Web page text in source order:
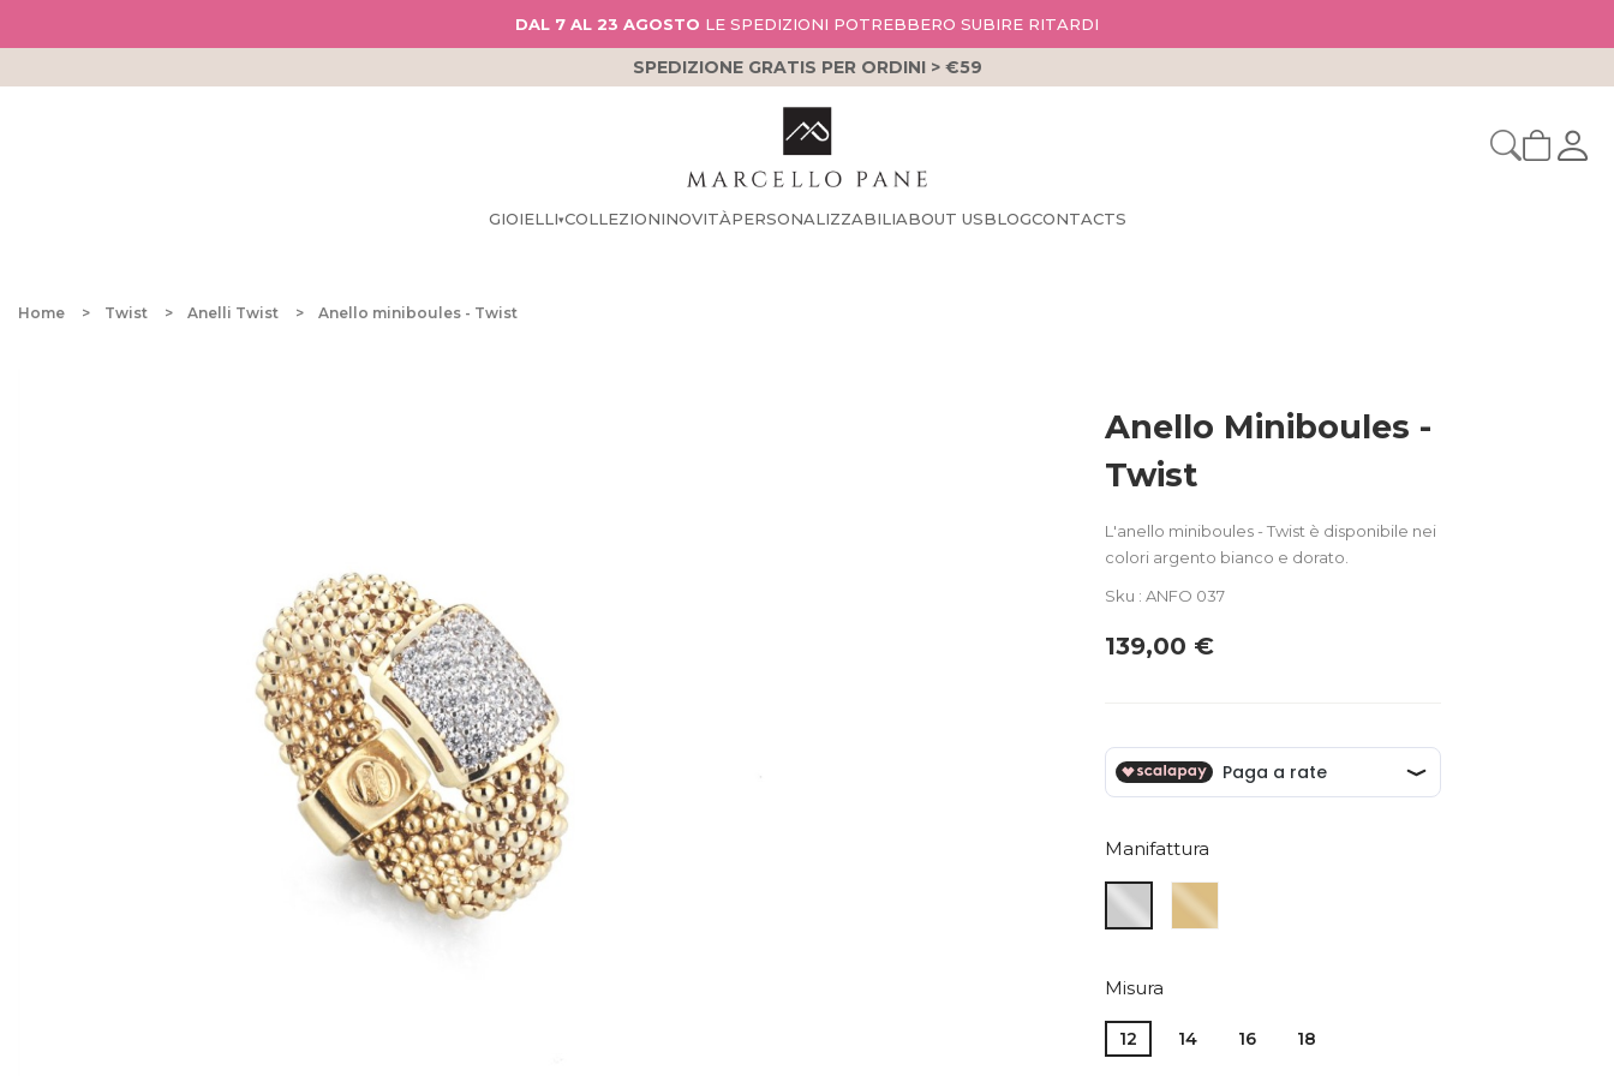
DAL 7 AL 23 AGOSTO LE SPEDIZIONI POTREBBERO SUBIRE RITARDI
SPEDIZIONE GRATIS PER ORDINI > €59
GIOIELLI▾COLLEZIONINOVITÀPERSONALIZZABILIABOUT USBLOGCONTACTS
Home Twist Anelli Twist Anello miniboules - Twist
Anello Miniboules -
Twist
L'anello miniboules - Twist è disponibile nei
colori argento bianco e dorato.
Sku : ANFO 037
139,00 €
Manifattura
ARGENTO
BIANCOGIALLO
Misura
12 14 16 18